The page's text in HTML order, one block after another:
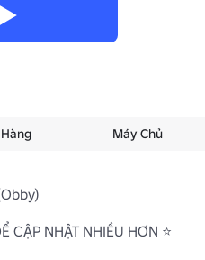
Máy Chủ
CẬP NHẬT NHIỀU HƠN ⭐